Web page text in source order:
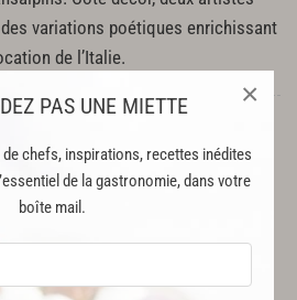
PAS UNE MIETTE
chefs, inspirations, recettes inédites
de la gastronomie, dans votre
boîte mail.
×
variations poétiques enrichissant
de l’Italie.
: 12h-14h30, 19h-22h30